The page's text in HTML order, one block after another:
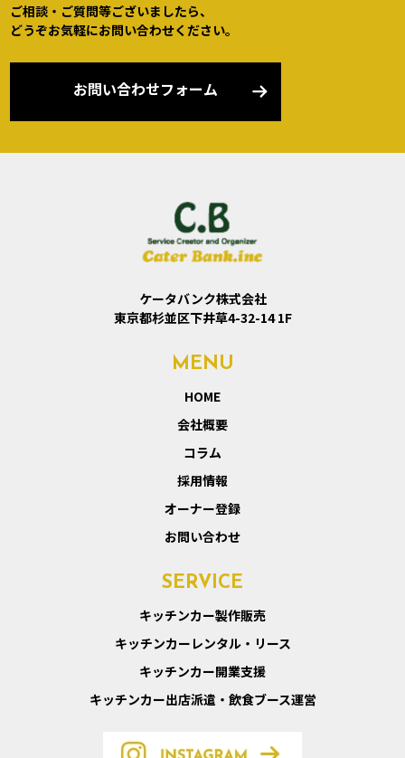
ご相談・ご質問等ございましたら、
どうぞお気軽にお問い合わせください。
お問い合わせフォーム
ケータバンク株式会社
東京都杉並区下井草4-32-14 1F
MENU
HOME
会社概要
コラム
採用情報
オーナー登録
お問い合わせ
SERVICE
キッチンカー製作販売
キッチンカーレンタル・リース
キッチンカー開業支援
キッチンカー出店派遣・飲食ブース運営